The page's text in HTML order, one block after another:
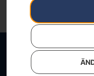
Hos oss får du alltid